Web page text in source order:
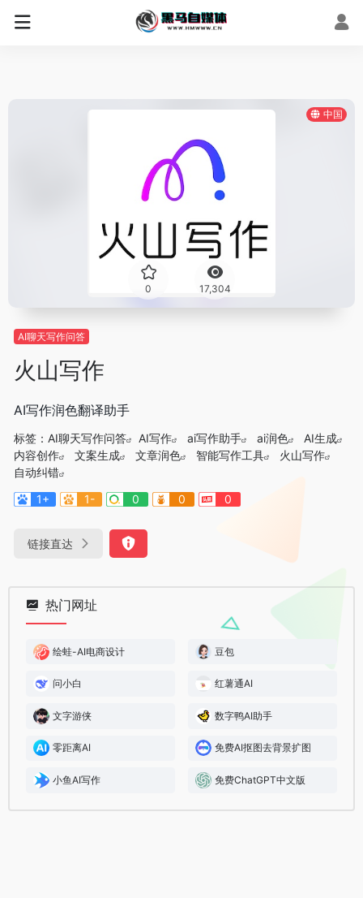
中国
0 17,304
AI聊天写作问答
火山写作
AI写作润色翻译助手
标签： AI聊天写作问答 AI写作 ai写作助手 ai润色
AI生成
内容创作
文案生成 文章润色 智能写作工具
火山写作
自动纠错
1+
1- 0 0 0
链接直达
热门网址
绘蛙-AI电商设计 豆包
问小白 红薯通AI
文字游侠 数字鸭AI助手
零距离AI 免费AI抠图去背景扩图
小鱼AI写作 免费ChatGPT中文版